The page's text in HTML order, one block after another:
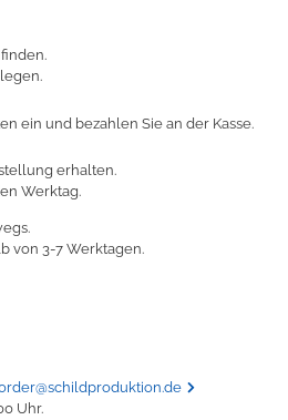
ein und bezahlen Sie an der Kasse.
erhalten.
Werktag.
von 3-7 Werktagen.
Uhr.